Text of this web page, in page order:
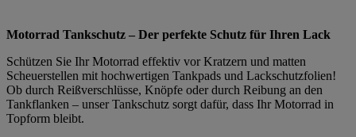
Motorrad Tankschutz – Der perfekte Schutz für Ihren Lack
Schützen Sie Ihr Motorrad effektiv vor Kratzern und matten
Scheuerstellen mit hochwertigen Tankpads und Lackschutzfolien!
Ob durch Reißverschlüsse, Knöpfe oder durch Reibung an den
Tankflanken – unser Tankschutz sorgt dafür, dass Ihr Motorrad in
Topform bleibt.